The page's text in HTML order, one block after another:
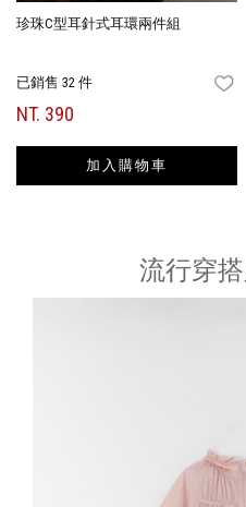
珍珠C型耳針式耳環兩件組
已銷售 32 件
NT. 390
加入購物車
流行穿